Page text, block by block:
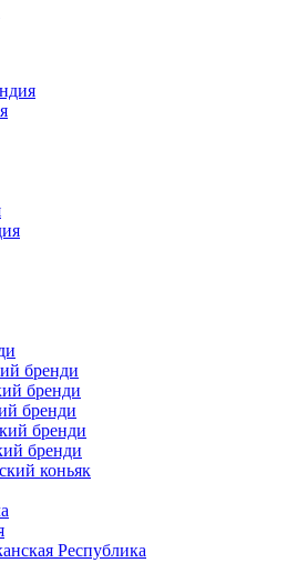
бренди
бренди
бренди
бренди
бренди
коньяк
Республика